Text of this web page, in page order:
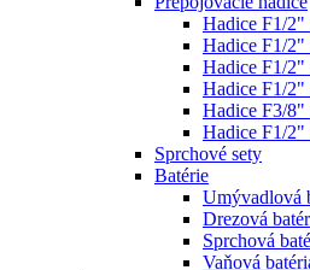
Hadice F1/2"
Hadice F1/
Hadice F1/
Hadice F1/2"
Hadice F3/
Hadice F1/
Sprchové sety
Batérie
Umývadlová
Drezová
Sprchová
Vaňová